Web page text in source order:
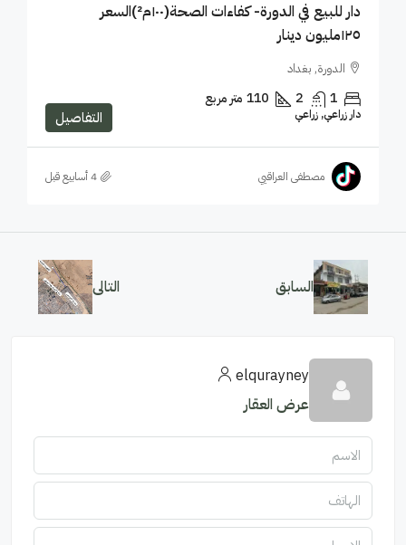
دار للبيع في الدورة- كفاءات الصحة(١٠٠م²)السعر
١٢٥مليون دينار
الدورة, بغداد
1
2
110 متر مربع
دار زراعي, زراعي التفاصيل
مصطفى العراقيي
السابق التالى
elqurayney
عرض العقار